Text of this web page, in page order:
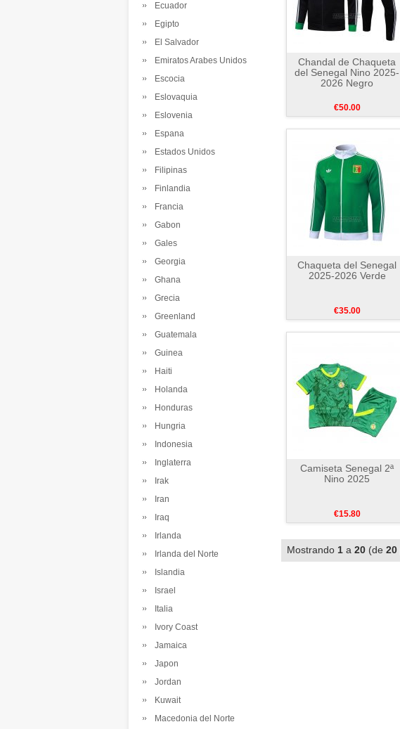
Ecuador
Egipto
El Salvador
Emiratos Arabes Unidos
Escocia
Eslovaquia
Eslovenia
Espana
Estados Unidos
Filipinas
Finlandia
Francia
Gabon
Gales
Georgia
Ghana
Grecia
Greenland
Guatemala
Guinea
Haiti
Holanda
Honduras
Hungria
Indonesia
Inglaterra
Irak
Iran
Iraq
Irlanda
Irlanda del Norte
Islandia
Israel
Italia
Ivory Coast
Jamaica
Japon
Jordan
Kuwait
Macedonia del Norte
Chandal de Chaqueta
del Senegal Nino 2025-
2026 Negro
€50.00
Chaqueta del Senegal
2025-2026 Verde
€35.00
Camiseta Senegal 2ª
Nino 2025
€15.80
Mostrando 1 a 20 (de 20